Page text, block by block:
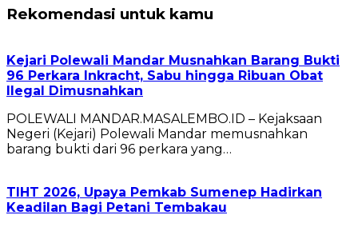
Rekomendasi untuk kamu
Kejari Polewali Mandar Musnahkan Barang Bukti
96 Perkara Inkracht, Sabu hingga Ribuan Obat
Ilegal Dimusnahkan
POLEWALI MANDAR.MASALEMBO.ID – Kejaksaan
Negeri (Kejari) Polewali Mandar memusnahkan
barang bukti dari 96 perkara yang…
TIHT 2026, Upaya Pemkab Sumenep Hadirkan
Keadilan Bagi Petani Tembakau